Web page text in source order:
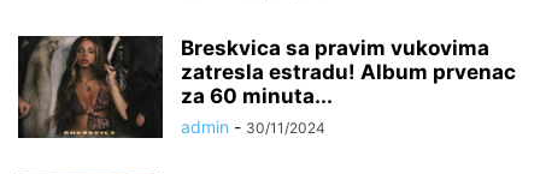
Breskvica sa pravim vukovima
zatresla estradu! Album prvenac
za 60 minuta...
admin - 30/11/2024